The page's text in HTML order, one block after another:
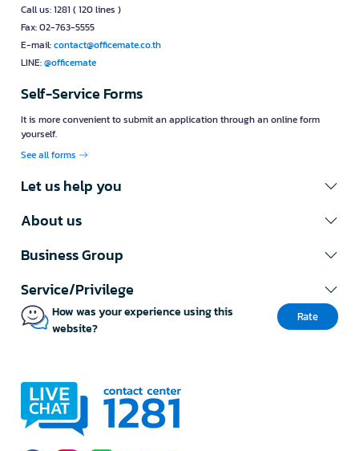
Call us: 1281 ( 120 lines )
Fax: 02-763-5555
E-mail:contact@officemate.co.th
LINE:@officemate
Self-Service Forms
It is more convenient to submit an application through an online form
yourself.
See all forms
Let us help you
About us
Business Group
Service/Privilege
How was your experience using this
website?
Rate